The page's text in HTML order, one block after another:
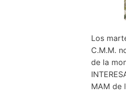
Los
C.M.M.
de la
MAM de